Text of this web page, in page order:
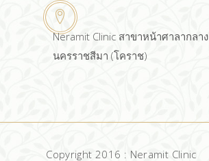
Neramit Clinic สาขาหน้าศาลากลาง
นครราชสีมา (โคราช)
Copyright 2016 : Neramit Clinic